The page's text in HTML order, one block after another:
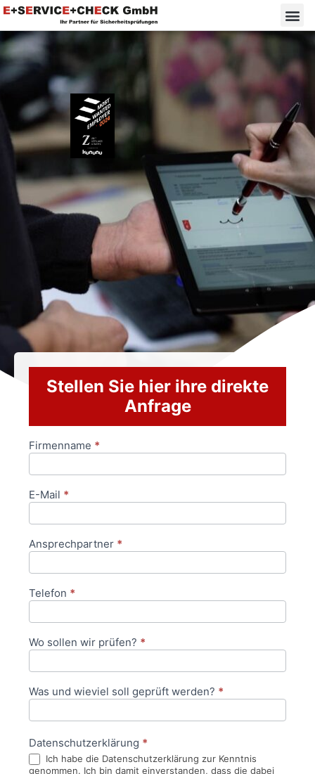
Stellen Sie hier ihre direkte
Anfrage
Anfrageformular
Firmenname *
E-Mail *
Ansprechpartner *
Telefon *
Wo sollen wir prüfen? *
Was und wieviel soll geprüft werden? *
Datenschutzerklärung *
Ich habe die Datenschutzerklärung zur Kenntnis
genommen. Ich bin damit einverstanden, dass die dabei